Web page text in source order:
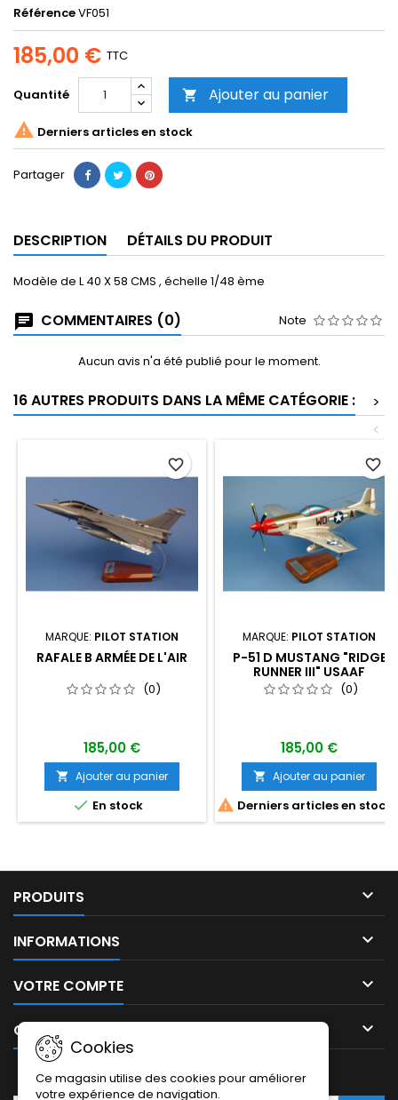
RéférenceVF051
185,00 € TTC
Quantité  Ajouter au panier
 Derniers articles en stock
Partager
DESCRIPTION DÉTAILS DU PRODUIT
Modèle de L 40 X 58 CMS , échelle 1/48 ème
COMMENTAIRES (0) Note
Aucun avis n'a été publié pour le moment.
16 AUTRES PRODUITS DANS LA MÊME CATÉGORIE :
>
<
MARQUE: PILOT STATION
RAFALE B ARMÉE DE L'AIR
(0)
185,00 €
 Ajouter au panier
 En stock
favorite_border
MARQUE: PILOT STATION
P-51 D MUSTANG "RIDGE
RUNNER III" USAAF
(0)
185,00 €
 Ajouter au panier
 Derniers articles en stock
favorite_border
PRODUITS 
INFORMATIONS 
VOTRE COMPTE 
CONTACT 
Cookies
Ce magasin utilise des cookies pour améliorer
votre expérience de navigation.
LETTRE D'INFORMATIONS